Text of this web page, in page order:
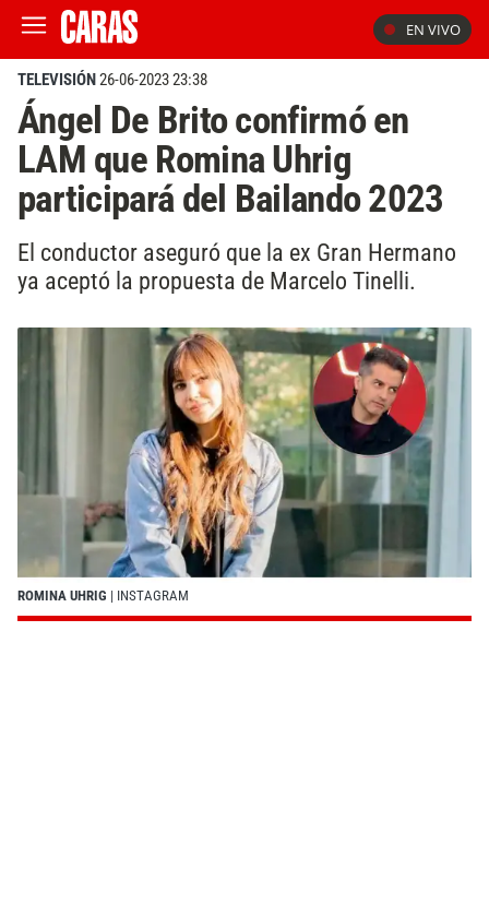
EN VIVO
TELEVISIÓN26-06-2023 23:38
Ángel De Brito confirmó en
LAM que Romina Uhrig
participará del Bailando 2023
El conductor aseguró que la ex Gran Hermano
ya aceptó la propuesta de Marcelo Tinelli.
ROMINA UHRIG | INSTAGRAM